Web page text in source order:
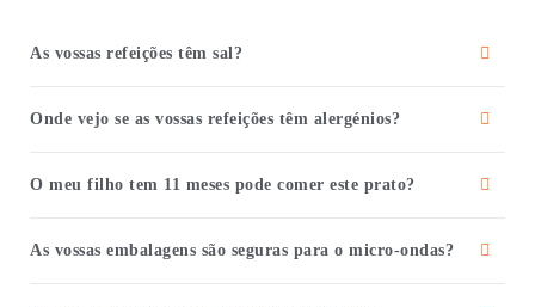
As vossas refeições têm sal?
Onde vejo se as vossas refeições têm alergénios?
O meu filho tem 11 meses pode comer este prato?
As vossas embalagens são seguras para o micro-ondas?